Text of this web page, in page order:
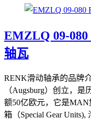
EMZLQ 09-
轴瓦
RENK滑动轴承的品牌
（Augsburg）创立，
额50亿欧元，它是
箱（Special Gear Units),